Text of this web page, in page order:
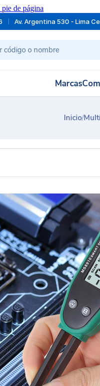
pie de página
Av. Argentina 530 - Lima
Marcas
Inicio/